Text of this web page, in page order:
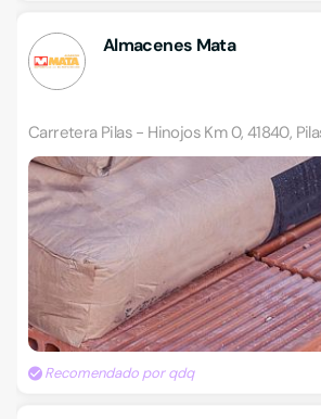
Almacenes Mata
Carretera Pilas - Hinojos Km 0, 41840,
Recomendado por qdq